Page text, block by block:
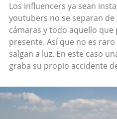
Los influencers ya sean
youtubers no se separan de
cámaras y todo aquello
presente. Así que no es
salgan a luz. En este caso
graba su propio accidente